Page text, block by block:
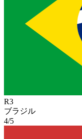
R3
ブラジル
4/5